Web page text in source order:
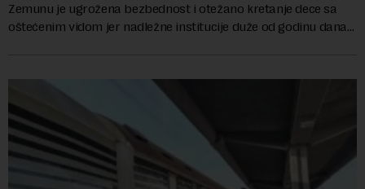
Zemunu je ugrožena bezbednost i otežano kretanje dece sa
oštećenim vidom jer nadležne institucije duže od godinu dana